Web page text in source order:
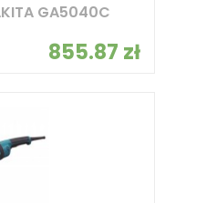
GA5040C
855.87 zł